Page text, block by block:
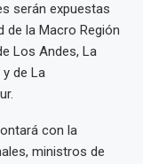
serán expuestas
de la Macro Región
Los Andes, La
de La
con la
ministros de